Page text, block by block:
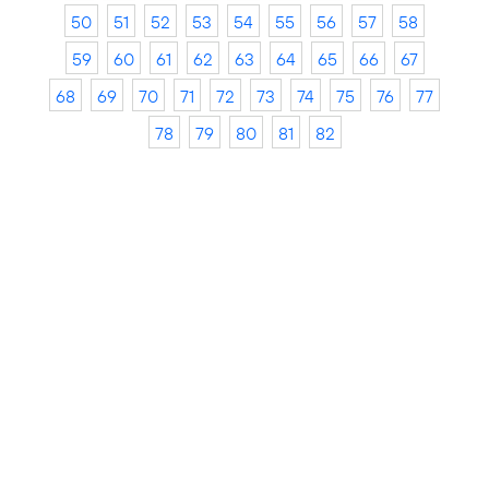
50
51 52 53 54 55 56 57
58
59
60 61 62 63 64 65 66
67
68
69 70 71 72 73 74 75 76
77
78
79 80 81 82